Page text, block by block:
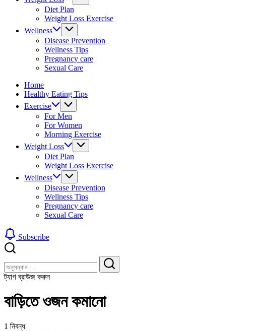
fitness
Diet Plan
Weight Loss Exercise
Wellness
Disease Prevention
Wellness Tips
Pregnancy care
Sexual Care
Home
Healthy Eating Tips
Exercise
For Men
For Women
Morning Exercise
Weight Loss
Diet Plan
Weight Loss Exercise
Wellness
Disease Prevention
Wellness Tips
Pregnancy care
Sexual Care
Subscribe
করুন
খুঁজুন
খুঁজুন
ট্যাগ ব্রাউজ করুন
বাড়িতে ওজন কমানো
1 নিবন্ধ